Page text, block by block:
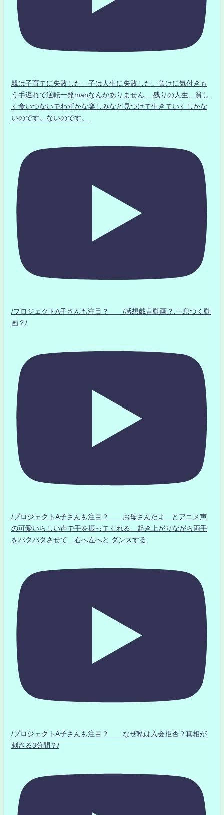
親は子育てに失敗した」子は人生に失敗した。負けに気付きも
う手遅れで逆転一発manなんかありません、 残りの人生、貧し
く食いつないでわずかな楽しみなど見つけて生きていくしかな
いのです。ないのです。
/プロジェクトA子さんも注目？ /感想戯言動画？.一息つく動
画？/
/プロジェクトA子さんも注目？ お母さんだよ とアニメ声
の可愛いらしい声で手を振ってくれる 起き上がりながら両手
をパタパタさせて 右へ左へと ダンスする
/プロジェクトA子さんも注目？ なぜ私は入会拒否？真相が
刺さる3分間？/